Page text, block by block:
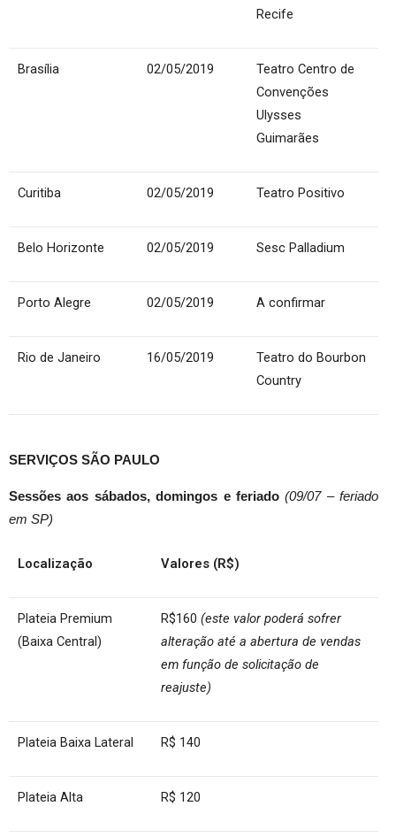
Recife
Brasília 02/05/2019
Teatro Centro de
Convenções
Ulysses
Guimarães
Curitiba 02/05/2019 Teatro Positivo
Belo Horizonte 02/05/2019 Sesc Palladium
Porto Alegre 02/05/2019 A confirmar
Rio de Janeiro 16/05/2019
Teatro do Bourbon
Country
SERVIÇOS SÃO PAULO
Sessões aos sábados, domingos e feriado(09/07 – feriado
em SP)
Localização Valores (R$)
Plateia Premium
(Baixa Central)
R$160 (este valor poderá sofrer
alteração até a abertura de vendas
em função de solicitação de
reajuste)
Plateia Baixa Lateral R$ 140
Plateia Alta R$ 120